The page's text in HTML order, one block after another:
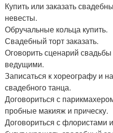
Купить или заказать
невесты.
Обручальные кольца купить.
Свадебный торт заказать.
Оговорить сценарий
ведущими.
Записаться к хореографу и
свадебного танца.
Договориться с
пробные макияж и прическу.
Договориться с флористами